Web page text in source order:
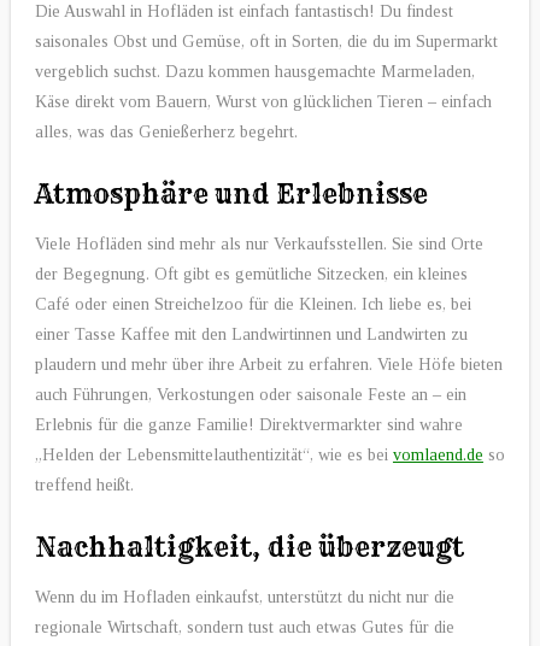
Die Auswahl in Hofläden ist einfach fantastisch! Du findest
saisonales Obst und Gemüse, oft in Sorten, die du im Supermarkt
vergeblich suchst. Dazu kommen hausgemachte Marmeladen,
Käse direkt vom Bauern, Wurst von glücklichen Tieren – einfach
alles, was das Genießerherz begehrt.
Atmosphäre und Erlebnisse
Viele Hofläden sind mehr als nur Verkaufsstellen. Sie sind Orte
der Begegnung. Oft gibt es gemütliche Sitzecken, ein kleines
Café oder einen Streichelzoo für die Kleinen. Ich liebe es, bei
einer Tasse Kaffee mit den Landwirtinnen und Landwirten zu
plaudern und mehr über ihre Arbeit zu erfahren. Viele Höfe bieten
auch Führungen, Verkostungen oder saisonale Feste an – ein
Erlebnis für die ganze Familie! Direktvermarkter sind wahre
„Helden der Lebensmittelauthentizität“, wie es bei vomlaend.de so
treffend heißt.
Nachhaltigkeit, die überzeugt
Wenn du im Hofladen einkaufst, unterstützt du nicht nur die
regionale Wirtschaft, sondern tust auch etwas Gutes für die